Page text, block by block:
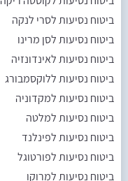
ביטוח נסיעות לסרי לנקה
ביטוח נסיעות לסן מרינו
ביטוח נסיעות לאינדונזיה
ביטוח נסיעות ללוקסמבורג
ביטוח נסיעות למקדוניה
ביטוח נסיעות למלטה
ביטוח נסיעות לפינלנד
ביטוח נסיעות לפורטוגל
ביטוח נסיעות למרוקו